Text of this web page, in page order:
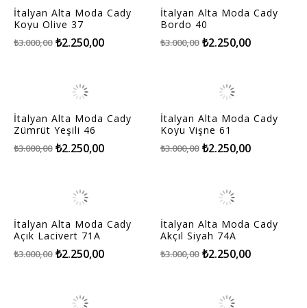
İtalyan Alta Moda Cady
Koyu Olive 37
₺2.250,00
₺3.000,00
İtalyan Alta Moda Cady
Bordo 40
₺2.250,00
₺3.000,00
İtalyan Alta Moda Cady
Zümrüt Yeşili 46
₺2.250,00
₺3.000,00
İtalyan Alta Moda Cady
Koyu Vişne 61
₺2.250,00
₺3.000,00
İtalyan Alta Moda Cady
Açık Lacivert 71A
₺2.250,00
₺3.000,00
İtalyan Alta Moda Cady
Akçıl Siyah 74A
₺2.250,00
₺3.000,00